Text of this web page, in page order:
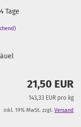
Tage
21,50 EUR
143,33 EUR pro kg
inkl. 19% MwSt. zzgl. Versand